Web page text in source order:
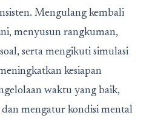
Mengulang kembali
menyusun rangkuman,
serta mengikuti simulasi
kesiapan
waktu yang baik,
dan mengatur kondisi mental